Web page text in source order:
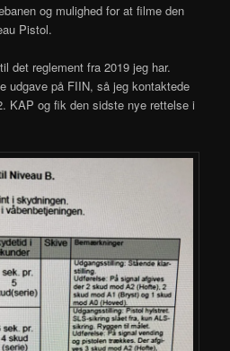
og mulighed for at filme den
Pistol.
det reglement fra 2019 jeg har.
udgave på FIIN, så jeg kontaktede
KAP og fik den sidste nye rettelse i